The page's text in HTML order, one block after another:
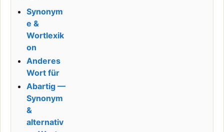
Synonym
e &
Wortlexik
on
Anderes
Wort für
Abartig —
Synonym
&
alternativ